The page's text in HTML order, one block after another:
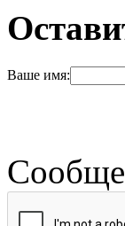
Ваше имя: